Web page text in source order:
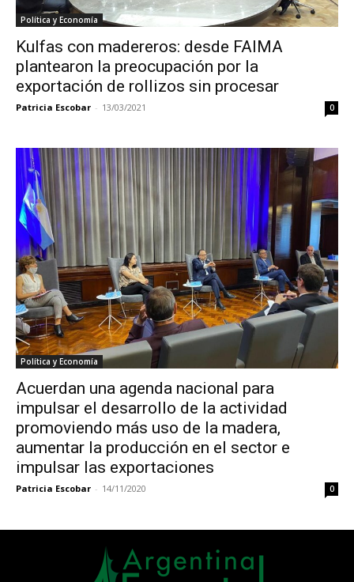
Política y Economía
Kulfas con madereros: desde FAIMA
plantearon la preocupación por la
exportación de rollizos sin procesar
Patricia Escobar - 13/03/2021 0
Política y Economía
Acuerdan una agenda nacional para
impulsar el desarrollo de la actividad
promoviendo más uso de la madera,
aumentar la producción en el sector e
impulsar las exportaciones
Patricia Escobar - 14/11/2020 0